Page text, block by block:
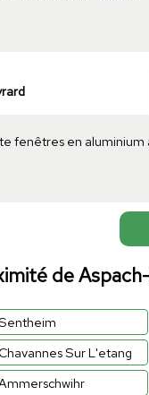
fenêtres en
de
Sur L'etang